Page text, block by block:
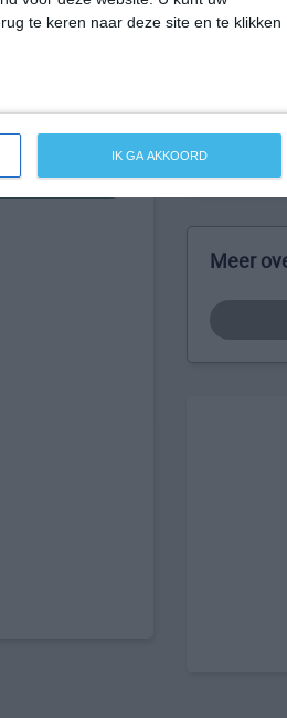
te keren naar deze site en te klikken
IK GA AKKOORD
ZZO 3
over de
Meer